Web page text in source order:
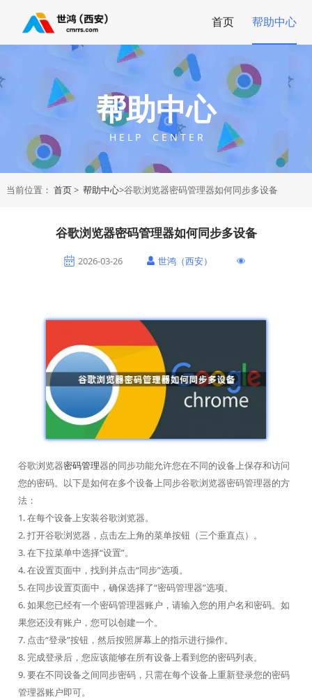
首页 帮助中心
帮助中心
H E L P C E N T E R
当前位置： 首页> 帮助中心>谷歌浏览器密码管理器如何同步多设备
谷歌浏览器密码管理器如何同步多设备
2026-03-26 世鸿（西安）
谷歌浏览器密码管理器的同步功能允许您在不同的设备上保存和访问
您的密码。以下是如何在多个设备上同步谷歌浏览器密码管理器的方
法：
1. 在每个设备上安装谷歌浏览器。
2. 打开谷歌浏览器，点击左上角的菜单按钮（三个垂直点）。
3. 在下拉菜单中选择“设置”。
4. 在设置页面中，找到并点击“同步”选项。
5. 在同步设置页面中，确保选择了“密码管理器”选项。
6. 如果您已经有一个密码管理器账户，请输入您的用户名和密码。如
果您还没有账户，您可以创建一个。
7. 点击“登录”按钮，然后按照屏幕上的指示进行操作。
8. 完成登录后，您应该能够在所有设备上看到您的密码列表。
9. 要在不同设备之间同步密码，只需在每个设备上重新登录您的密码
管理器账户即可。